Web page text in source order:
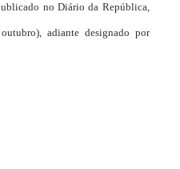
no Diário da República,
adiante designado por